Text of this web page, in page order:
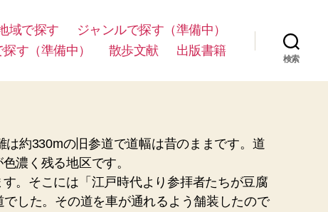
域で探す
ジャンルで探す（準備中）
す（準備中）
散歩文献 出版書籍
検索
約330mの旧参道で道幅は昔のままです。道
濃く残る地区です。
。そこには「江戸時代より参拝者たちが豆腐
した。その道を車が通れるよう舗装したので